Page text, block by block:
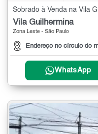
Sobrado à Venda na Vila
Vila Guilhermina
Zona Leste - São Paulo
Endereço no círculo do
WhatsApp